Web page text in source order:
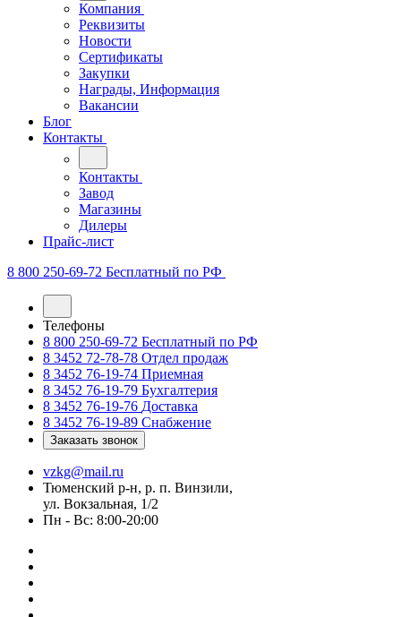
Компания
Реквизиты
Новости
Сертификаты
Закупки
Награды, Информация
Вакансии
Блог
Контакты
Контакты
Завод
Магазины
Дилеры
Прайс-лист
8 800 250-69-72 Бесплатный по РФ
Телефоны
8 800 250-69-72 Бесплатный по РФ
8 3452 72-78-78 Отдел продаж
8 3452 76-19-74 Приемная
8 3452 76-19-79 Бухгалтерия
8 3452 76-19-76 Доставка
8 3452 76-19-89 Снабжение
Заказать звонок
vzkg@mail.ru
Тюменский р-н, р. п. Винзили,
ул. Вокзальная, 1/2
Пн - Вс: 8:00-20:00